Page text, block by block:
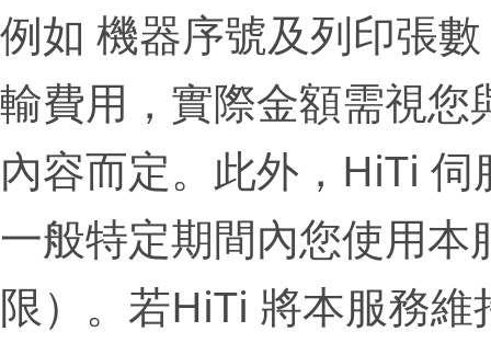
例如 機器序號及列印張
輸費用，實際金額需視
內容而定。此外，HiTi
一般特定期間內您使用
限）。若HiTi 將本服務